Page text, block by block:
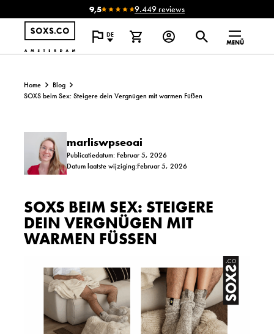
9,5 9.449 reviews
DE
MENÜ
Home
Blog
SOXS beim Sex: Steigere dein Vergnügen mit warmen Füßen
marliswpseoai
Publicatiedatum: Februar 5, 2026
Datum laatste wijziging:Februar 5, 2026
SOXS BEIM SEX: STEIGERE
DEIN VERGNÜGEN MIT
WARMEN FÜSSEN